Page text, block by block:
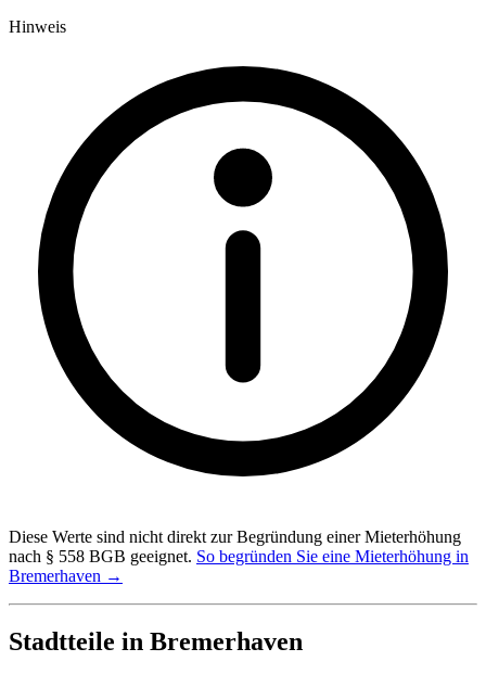
Hinweis
Diese Werte sind nicht direkt zur Begründung einer Mieterhöhung
nach § 558 BGB geeignet. So begründen Sie eine Mieterhöhung in
Bremerhaven →
Stadtteile in Bremerhaven